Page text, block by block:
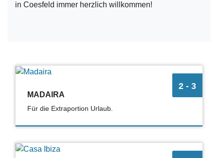
in Coesfeld immer herzlich willkommen!
MADAIRA
Für die Extraportion Urlaub.
2 - 3